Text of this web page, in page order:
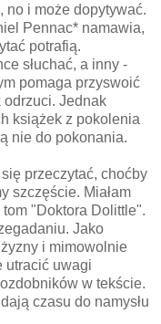
no i może dopytywać.
Pennac* namawia,
potrafią.
słuchać, a inny -
pomaga przyswoić
odrzuci. Jednak
książek z pokolenia
nie do pokonania.
przeczytać, choćby
szczęście. Miałam
"Doktora Dolittle".
Jako
i mimowolnie
utracić uwagi
w tekście.
czasu do namysłu